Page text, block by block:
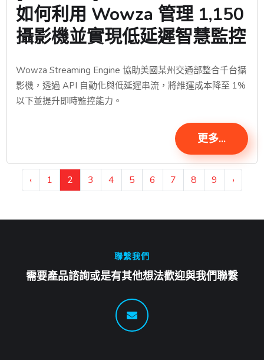
如何利用 Wowza 管理 1,150
攝影機並實現低延遲智慧監控
Wowza Streaming Engine 協助美國某州交通部整合千台攝
影機，透過 API 自動化與低延遲串流，將維運成本降至 1%
以下並提升即時監控能力。
更多...
‹ 1 2 3 4 5 6 7 8 9 ›
聯繫我們
需要產品諮詢或是有其他想法歡迎與我們聯繫